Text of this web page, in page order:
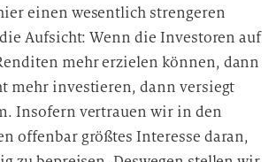
einen wesentlich strengeren
Aufsicht: Wenn die Investoren auf
mehr erzielen können, dann
mehr investieren, dann versiegt
Insofern vertrauen wir in den
offenbar größtes Interesse daran,